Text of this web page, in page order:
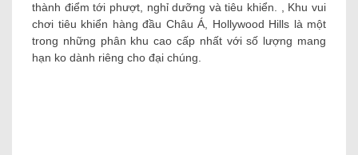
thành điểm tới phượt, nghỉ dưỡng và tiêu khiển. , Khu vui
chơi tiêu khiển hàng đầu Châu Á, Hollywood Hills là một
trong những phân khu cao cấp nhất với số lượng mang
hạn ko dành riêng cho đại chúng.